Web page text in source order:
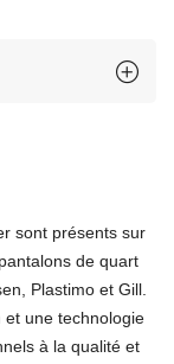
sont présents sur
de quart
Plastimo et Gill.
et une technologie
à la qualité et